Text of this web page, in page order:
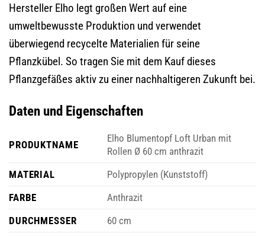
Hersteller Elho legt großen Wert auf eine
umweltbewusste Produktion und verwendet
überwiegend recycelte Materialien für seine
Pflanzkübel. So tragen Sie mit dem Kauf dieses
Pflanzgefäßes aktiv zu einer nachhaltigeren Zukunft bei.
Daten und Eigenschaften
PRODUKTNAME
Elho Blumentopf Loft Urban mit
Rollen Ø 60 cm anthrazit
MATERIAL
Polypropylen (Kunststoff)
FARBE
Anthrazit
DURCHMESSER
60 cm